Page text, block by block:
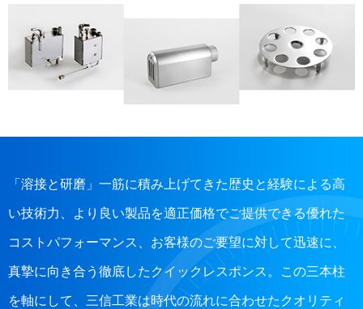
「溶接と研磨」一筋に積み上げてきた歴史と経験による高
い技術力、より良い製品を適正価格でご提供できる優れた
コストパフォーマンス、お客様のご要望に対して迅速に、
真摯に向き合う徹底したクイックレスポンス。この三本柱
を軸にして、三信工業は時代の流れに合わせたクオリティ